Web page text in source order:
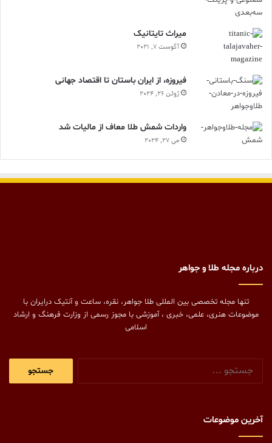
ميراث تايتانيک
آگوست 7, 2021
فیروزه، از ایران باستان تا اقتصاد جهانی
ژوئن 26, 2024
واردات شمش طلا معاف از مالیات شد
می 27, 2024
درباره مجله طلا و جواهر
تنها مجله تخصصی بین المللی طلا جواهر، نقره، ساعت و آنتیک درایران با
موضوعات هنری، علمی، خبری ، آموزشی با مجوز رسمی از وزارت فرهنگ و ارشاد
اسلامی
آخرین موضوعات